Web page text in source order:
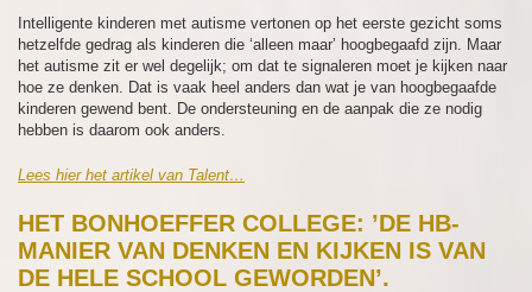
Intelligente kinderen met autisme vertonen op het eerste gezicht soms
hetzelfde gedrag als kinderen die ‘alleen maar’ hoogbegaafd zijn. Maar
het autisme zit er wel degelijk; om dat te signaleren moet je kijken naar
hoe ze denken. Dat is vaak heel anders dan wat je van hoogbegaafde
kinderen gewend bent. De ondersteuning en de aanpak die ze nodig
hebben is daarom ook anders.
Lees hier het artikel van Talent…
HET BONHOEFFER COLLEGE: ’DE HB-
MANIER VAN DENKEN EN KIJKEN IS VAN
DE HELE SCHOOL GEWORDEN’.